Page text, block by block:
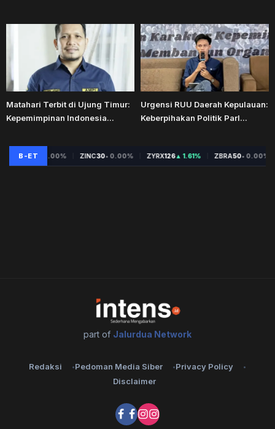
Matahari Terbit di Ujung Timur:
Kepemimpinan Indonesia...
Urgensi RUU Daerah Kepulauan:
Keberpihakan Politik Parl...
part of Jalurdua Network
Redaksi Pedoman Media Siber
Privacy Policy
Disclaimer